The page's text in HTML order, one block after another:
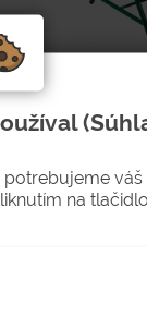
Kôš so strieškou-
odpadkový kôš so
na